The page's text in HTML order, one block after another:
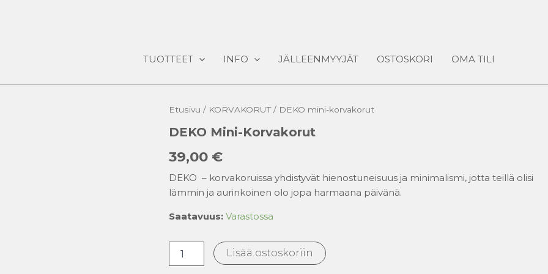
TUOTTEET INFO JÄLLEENMYYJÄT OSTOSKORI OMA TILI
Etusivu / KORVAKORUT/ DEKO mini-korvakorut
DEKO Mini-Korvakorut
39,00 €
DEKO – korvakoruissa yhdistyvät hienostuneisuus ja minimalismi, jotta teillä olisi
lämmin ja aurinkoinen olo jopa harmaana päivänä.
Saatavuus: Varastossa
DEKO
korvakorut
Lisää ostoskoriin